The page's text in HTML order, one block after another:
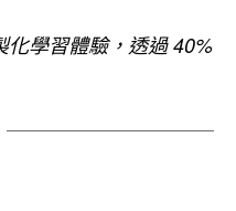
化學習體驗，透過 40%